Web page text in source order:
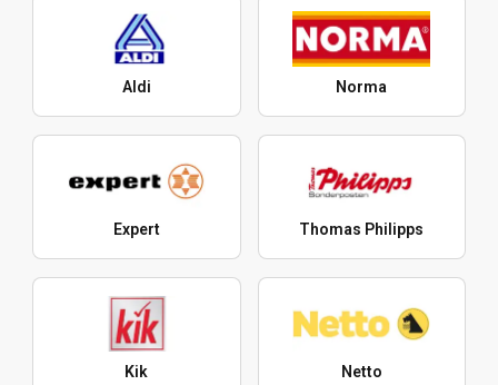
Aldi Norma
Expert Thomas Philipps
Kik Netto